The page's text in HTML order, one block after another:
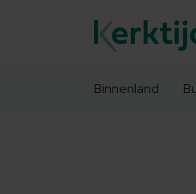
Binnenland